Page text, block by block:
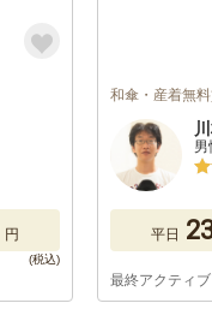
円
和傘・産着無
平日
最終アクティ